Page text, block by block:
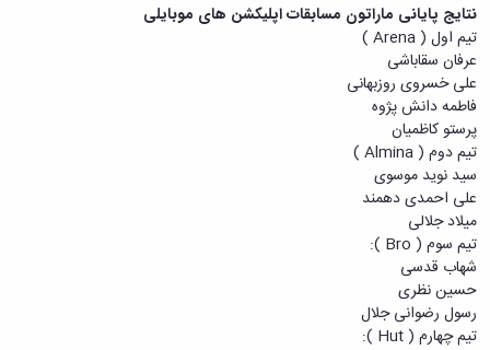
نتایج پایانی ماراتون مسابقات اپلیکشن های موبایلی
تیم اول ( Arena )
عرفان سقاباشی
علی خسروی روزبهانی
فاطمه دانش پژوه
پرستو کاظمیان
تیم دوم ( Almina )
سید نوید موسوی
علی احمدی دهمند
میلاد جلالی
تیم سوم ( Bro ):
شهاب قدسی
حسین نظری
رسول رضوانی جلال
تیم چهارم ( Hut ):